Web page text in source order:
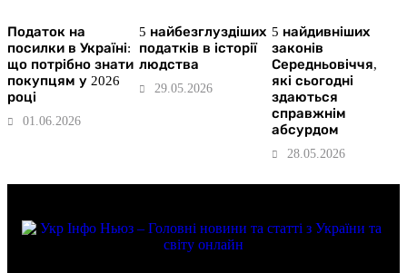
Податок на
посилки в Україні:
що потрібно знати
покупцям у 2026
році
01.06.2026
5 найбезглуздіших
податків в історії
людства
29.05.2026
5 найдивніших
законів
Середньовіччя,
які сьогодні
здаються
справжнім
абсурдом
28.05.2026